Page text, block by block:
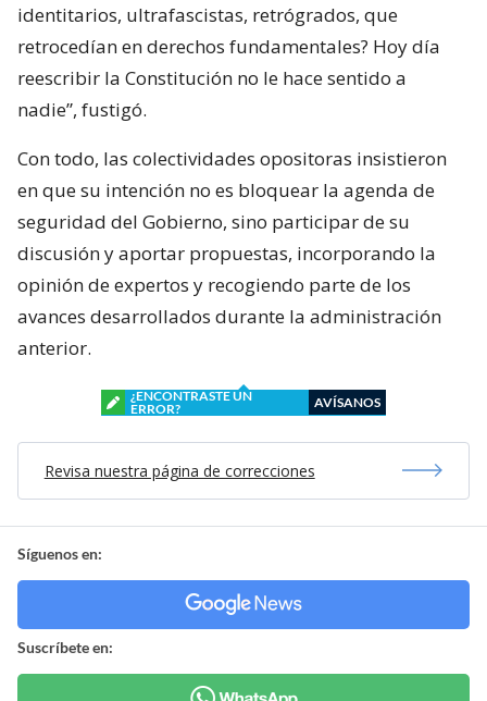
identitarios, ultrafascistas, retrógrados, que
retrocedían en derechos fundamentales? Hoy día
reescribir la Constitución no le hace sentido a
nadie”, fustigó.
Con todo, las colectividades opositoras insistieron
en que su intención no es bloquear la agenda de
seguridad del Gobierno, sino participar de su
discusión y aportar propuestas, incorporando la
opinión de expertos y recogiendo parte de los
avances desarrollados durante la administración
anterior.
¿ENCONTRASTE UN
ERROR?
AVÍSANOS
Revisa nuestra página de correcciones
Síguenos en:
Suscríbete en: